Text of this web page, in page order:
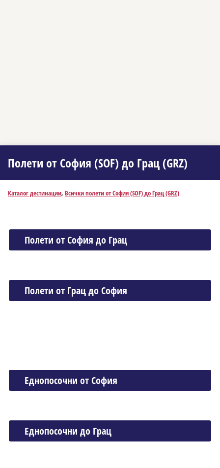
Полети от София (SOF) до Грац (GRZ)
Каталог дестинации, Всички полети от София (SOF) до Грац (GRZ)
Полети от София до Грац
Полети от Грац до София
Еднопосочни от София
Еднопосочни до Грац